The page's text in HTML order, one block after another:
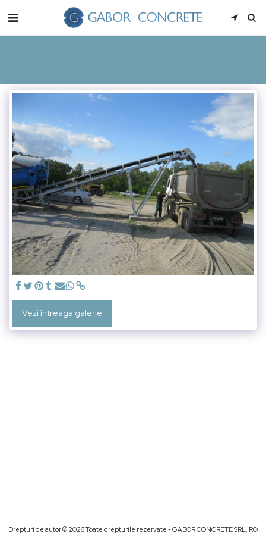
Vezi întreaga galerie
Drepturi de autor © 2026 Toate drepturile rezervate -GABOR CONCRETE SRL, RO